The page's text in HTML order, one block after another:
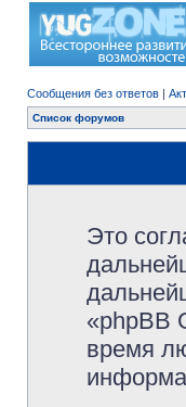
Сообщения без ответов |
Список форумов
Это
«phpBB
время